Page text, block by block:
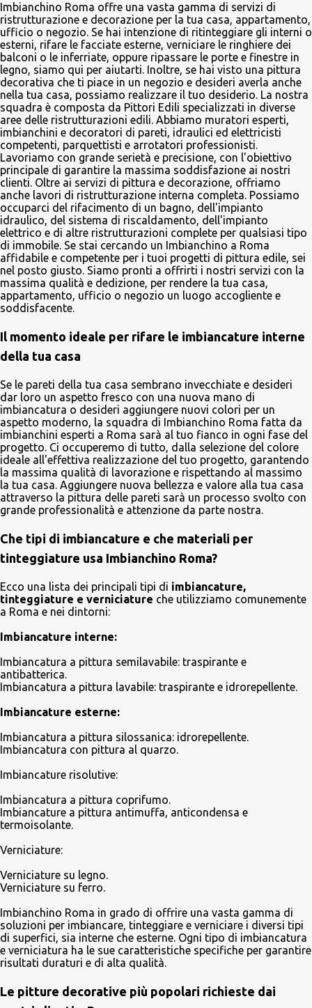
Imbianchino Roma offre una vasta gamma di servizi di
ristrutturazione e decorazione per la tua casa, appartamento,
ufficio o negozio. Se hai intenzione di ritinteggiare gli interni o
esterni, rifare le facciate esterne, verniciare le ringhiere dei
balconi o le inferriate, oppure ripassare le porte e finestre in
legno, siamo qui per aiutarti. Inoltre, se hai visto una pittura
decorativa che ti piace in un negozio e desideri averla anche
nella tua casa, possiamo realizzare il tuo desiderio. La nostra
squadra è composta da Pittori Edili specializzati in diverse
aree delle ristrutturazioni edili. Abbiamo muratori esperti,
imbianchini e decoratori di pareti, idraulici ed elettricisti
competenti, parquettisti e arrotatori professionisti.
Lavoriamo con grande serietà e precisione, con l'obiettivo
principale di garantire la massima soddisfazione ai nostri
clienti. Oltre ai servizi di pittura e decorazione, offriamo
anche lavori di ristrutturazione interna completa. Possiamo
occuparci del rifacimento di un bagno, dell'impianto
idraulico, del sistema di riscaldamento, dell'impianto
elettrico e di altre ristrutturazioni complete per qualsiasi tipo
di immobile. Se stai cercando un Imbianchino a Roma
affidabile e competente per i tuoi progetti di pittura edile, sei
nel posto giusto. Siamo pronti a offrirti i nostri servizi con la
massima qualità e dedizione, per rendere la tua casa,
appartamento, ufficio o negozio un luogo accogliente e
soddisfacente.
Il momento ideale per rifare le imbiancature interne
della tua casa
Se le pareti della tua casa sembrano invecchiate e desideri
dar loro un aspetto fresco con una nuova mano di
imbiancatura o desideri aggiungere nuovi colori per un
aspetto moderno, la squadra di Imbianchino Roma fatta da
imbianchini esperti a Roma sarà al tuo fianco in ogni fase del
progetto. Ci occuperemo di tutto, dalla selezione del colore
ideale all'effettiva realizzazione del tuo progetto, garantendo
la massima qualità di lavorazione e rispettando al massimo
la tua casa. Aggiungere nuova bellezza e valore alla tua casa
attraverso la pittura delle pareti sarà un processo svolto con
grande professionalità e attenzione da parte nostra.
Che tipi di imbiancature e che materiali per
tinteggiature usa Imbianchino Roma?
Ecco una lista dei principali tipi di imbiancature,
tinteggiature e verniciature che utilizziamo comunemente
a Roma e nei dintorni:
Imbiancature interne:
Imbiancatura a pittura semilavabile: traspirante e
antibatterica.
Imbiancatura a pittura lavabile: traspirante e idrorepellente.
Imbiancature esterne:
Imbiancatura a pittura silossanica: idrorepellente.
Imbiancatura con pittura al quarzo.
Imbiancature risolutive:
Imbiancatura a pittura coprifumo.
Imbiancature a pittura antimuffa, anticondensa e
termoisolante.
Verniciature:
Verniciature su legno.
Verniciature su ferro.
Imbianchino Roma in grado di offrire una vasta gamma di
soluzioni per imbiancare, tinteggiare e verniciare i diversi tipi
di superfici, sia interne che esterne. Ogni tipo di imbiancatura
e verniciatura ha le sue caratteristiche specifiche per garantire
risultati duraturi e di alta qualità.
Le pitture decorative più popolari richieste dai